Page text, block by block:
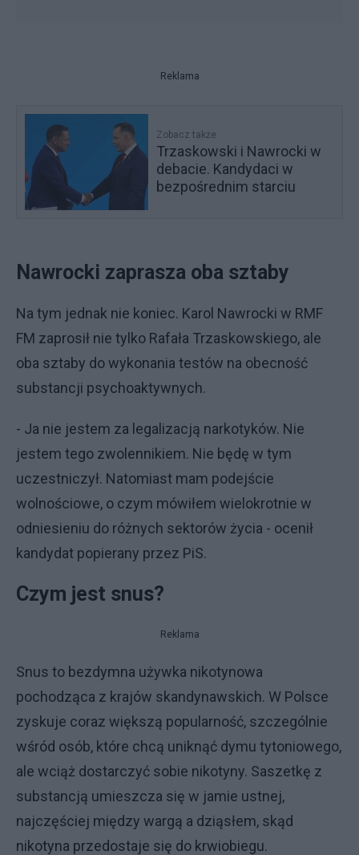
Reklama
Zobacz także
Trzaskowski i Nawrocki w
debacie. Kandydaci w
bezpośrednim starciu
Nawrocki zaprasza oba sztaby
Na tym jednak nie koniec. Karol Nawrocki w RMF
FM zaprosił nie tylko Rafała Trzaskowskiego, ale
oba sztaby do wykonania testów na obecność
substancji psychoaktywnych.
- Ja nie jestem za legalizacją narkotyków. Nie
jestem tego zwolennikiem. Nie będę w tym
uczestniczył. Natomiast mam podejście
wolnościowe, o czym mówiłem wielokrotnie w
odniesieniu do różnych sektorów życia - ocenił
kandydat popierany przez PiS.
Czym jest snus?
Reklama
Snus to bezdymna używka nikotynowa
pochodząca z krajów skandynawskich. W Polsce
zyskuje coraz większą popularność, szczególnie
wśród osób, które chcą uniknąć dymu tytoniowego,
ale wciąż dostarczyć sobie nikotyny. Saszetkę z
substancją umieszcza się w jamie ustnej,
najczęściej między wargą a dziąsłem, skąd
nikotyna przedostaje się do krwiobiegu.